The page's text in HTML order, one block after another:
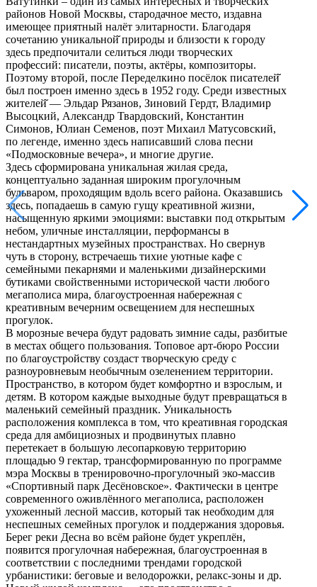
районов Новой Москвы, стародачное место, издавна
имеющее приятный налёт элитарности. Благодаря
сочетанию уникальной̆ природы и близости к городу
здесь предпочитали селиться люди творческих
профессий: писатели, поэты, актёры, композиторы.
Поэтому второй, после Переделкино посёлок писателей̆
был построен именно здесь в 1952 году. Среди известных
жителей̆ — Эльдар Рязанов, Зиновий Гердт, Владимир
Высоцкий, Александр Твардовский, Константин
Симонов, Юлиан Семенов, поэт Михаил Матусовский,
по легенде, именно здесь написавший слова песни
«Подмосковные вечера», и многие другие.
Здесь сформирована уникальная жилая среда,
концептуально заданная широким прогулочным
бульваром, проходящим вдоль всего района. Оказавшись
здесь, попадаешь в самую гущу креативной жизни,
насыщенную яркими эмоциями: выставки под открытым
небом, уличные инсталляции, перформансы в
нестандартных музейных пространствах. Но свернув
чуть в сторону, встречаешь тихие уютные кафе с
семейными пекарнями и маленькими дизайнерскими
бутиками свойственными исторической части любого
мегаполиса мира, благоустроенная набережная с
креативным вечерним освещением для неспешных
прогулок.
В морозные вечера будут радовать зимние сады, разбитые
в местах общего пользования. Топовое арт-бюро России
по благоустройству создаст творческую среду с
разноуровневым необычным озеленением территории.
Пространство, в котором будет комфортно и взрослым, и
детям. В котором каждые выходные будут превращаться в
маленький семейный праздник. Уникальность
расположения комплекса в том, что креативная городская
среда для амбициозных и продвинутых плавно
перетекает в большую лесопарковую территорию
площадью 9 гектар, трансформированную по программе
мэра Москвы в тренировочно-прогулочный эко-массив
«Спортивный парк Десёновское». Фактически в центре
современного оживлённого мегаполиса, расположен
ухоженный лесной массив, который так необходим для
неспешных семейных прогулок и поддержания здоровья.
Берег реки Десна во всём районе будет укреплён,
появится прогулочная набережная, благоустроенная в
соответствии с последними трендами городской
урбанистики: беговые и велодорожки, релакс-зоны и др.